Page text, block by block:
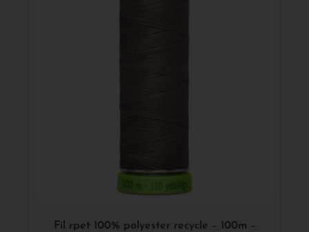
Fil rpet 100% polyester recycle – 100m –